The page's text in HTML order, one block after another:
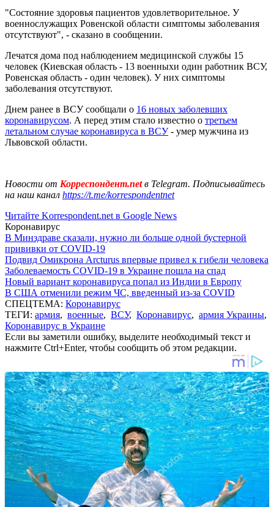
"Состояние здоровья пациентов удовлетворительное. У
военнослужащих Ровенской области симптомы заболевания
отсутствуют", - сказано в сообщении.
Лечатся дома под наблюдением медицинской службы 15
человек (Киевская область - 13 военныхи один работник ВСУ,
Ровенская область - один человек). У них симптомы
заболевания отсутствуют.
Днем ранее в ВСУ сообщали о 16 новых заболевших
коронавирусом. А перед этим стало известно о третьем
летальном случае коронавируса в ВСУ- умер мужчина из
Львовской области.
Новости от Корреспондент.netв Telegram. Подписывайтесь
на наш канал https://t.me/korrespondentnet
Читайте Korrespondent.net в Google News
Коронавирус
В Минздраве сказали, нужно ли больше одной бустерной
прививки от COVID-19
Подвид Омикрона Arcturus впервые привел к гибели человека
Заболеваемость COVID-19 в Украине пошла на спад
Новый вариант коронавируса попал из Индии в Европу
В США отменили режим ЧС, введенный из-за COVID
СПЕЦТЕМА: Коронавирус
ТЕГИ: армия, военные, ВСУ, Коронавирус, армия Украины,
Коронавирус в Украине
Если вы заметили ошибку, выделите необходимый текст и
нажмите Ctrl+Enter, чтобы сообщить об этом редакции.